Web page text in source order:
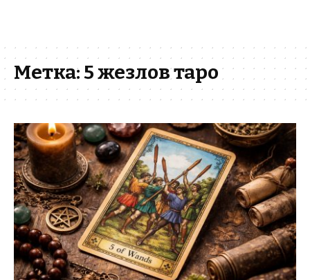
Метка:5 жезлов таро